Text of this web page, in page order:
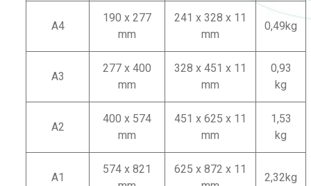
A4
190 x 277
mm
241 x 328 x 11
mm
0,49kg
A3
277 x 400
mm
328 x 451 x 11
mm
0,93
kg
A2
400 x 574
mm
451 x 625 x 11
mm
1,53
kg
A1
574 x 821
625 x 872 x 11
2,32kg